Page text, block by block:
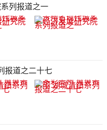
列报道之一
报道之二十七